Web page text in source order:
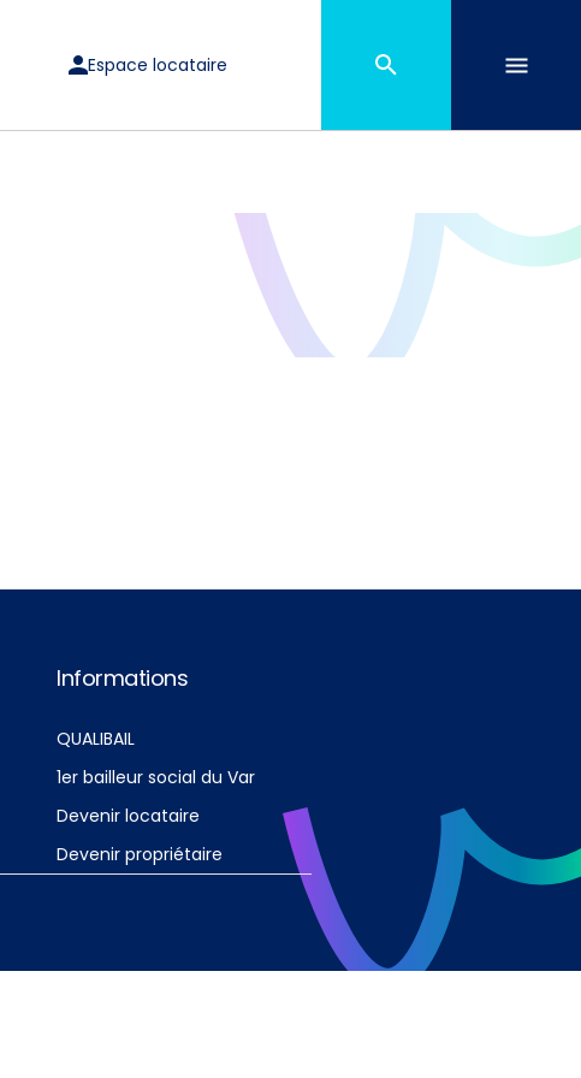
Espace locataire
Informations
QUALIBAIL
1er bailleur social du Var
Devenir locataire
Devenir propriétaire